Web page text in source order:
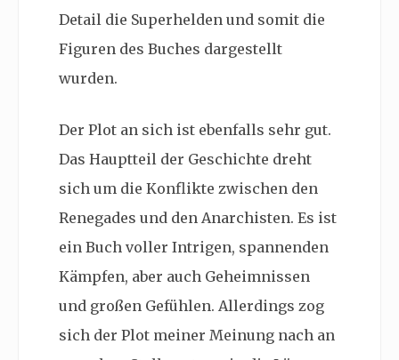
Detail die Superhelden und somit die
Figuren des Buches dargestellt
wurden.
Der Plot an sich ist ebenfalls sehr gut.
Das Hauptteil der Geschichte dreht
sich um die Konflikte zwischen den
Renegades und den Anarchisten. Es ist
ein Buch voller Intrigen, spannenden
Kämpfen, aber auch Geheimnissen
und großen Gefühlen. Allerdings zog
sich der Plot meiner Meinung nach an